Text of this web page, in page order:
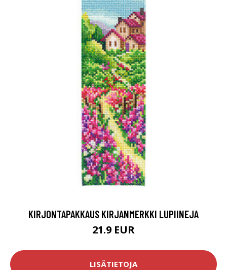
KIRJONTAPAKKAUS KIRJANMERKKI LUPIINEJA
21.9 EUR
LISÄTIETOJA